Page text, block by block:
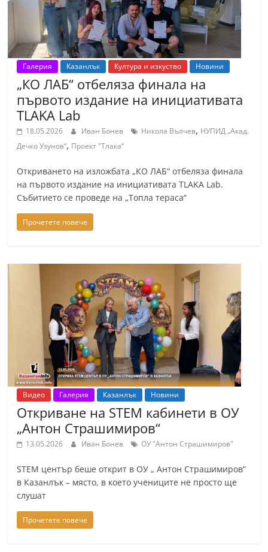
Галерия Казанлък Култура и изкуство Новини
„КО ЛАБ“ отбеляза финала на
първото издание на инициативата
TLAKA Lab
18.05.2026 Иван Бонев Никола Вълчев, НУПИД „Акад.
Дечко Узунов“, Проект "Тлака“
Откриването на изложбата „КО ЛАБ“ отбеляза финала
на първото издание на инициативата TLAKA Lab.
Събитието се проведе на „Топла тераса“
Прочетете повече
Видео Галерия Казанлък Новини
Откриване на STEM кабинети в ОУ
„Антон Страшимиров“
13.05.2026 Иван Бонев ОУ "Антон Страшимиров"
STEM център беше открит в ОУ „ Антон Страшимиров“
в Казанлък – място, в което учениците не просто ще
слушат
Прочетете повече